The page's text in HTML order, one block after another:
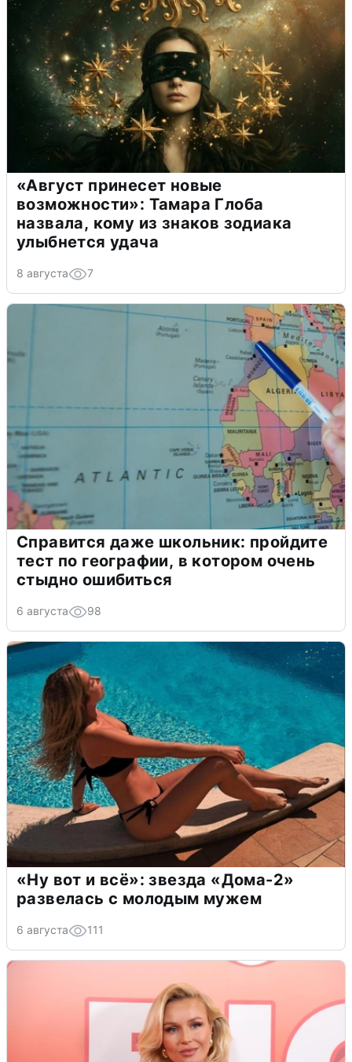
«Август принесет новые
возможности»: Тамара Глоба
назвала, кому из знаков зодиака
улыбнется удача
8 августа 7
Справится даже школьник: пройдите
тест по географии, в котором очень
стыдно ошибиться
6 августа 98
«Ну вот и всё»: звезда «Дома-2»
развелась с молодым мужем
6 августа 111